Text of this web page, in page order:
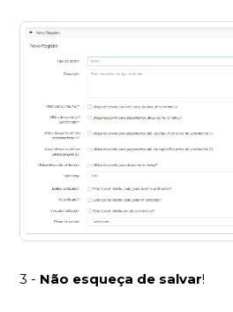
3 - Não esqueça de salvar!